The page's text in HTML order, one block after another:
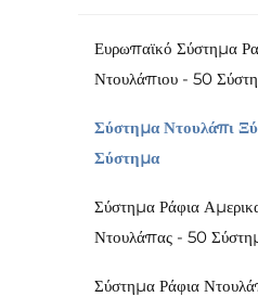
Ευρωπαϊκό Σύστημα
Ντουλάπιου - 50
Σύστημα Ντουλάπι
Σύστημα
Σύστημα Ράφια
Ντουλάπας - 50
Σύστημα Ράφια